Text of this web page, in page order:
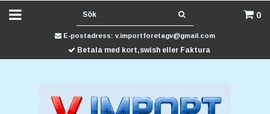
0
E-postadress: v.importforetagv@gmail.com
Betala med kort,swish eller Faktura